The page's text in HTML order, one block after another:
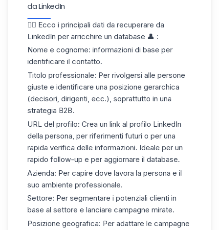
da LinkedIn
👇🏼 Ecco i principali dati da recuperare da
LinkedIn per arricchire un database 👤 :
Nome e cognome: informazioni di base per
identificare il contatto.
Titolo professionale: Per rivolgersi alle persone
giuste e identificare una posizione gerarchica
(decisori, dirigenti, ecc.), soprattutto in una
strategia B2B.
URL del profilo: Crea un link al profilo LinkedIn
della persona, per riferimenti futuri o per una
rapida verifica delle informazioni. Ideale per un
rapido follow-up e per aggiornare il database.
Azienda: Per capire dove lavora la persona e il
suo ambiente professionale.
Settore: Per segmentare i potenziali clienti in
base al settore e lanciare campagne mirate.
Posizione geografica: Per adattare le campagne